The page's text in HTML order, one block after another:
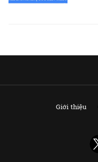
Giới thiệu